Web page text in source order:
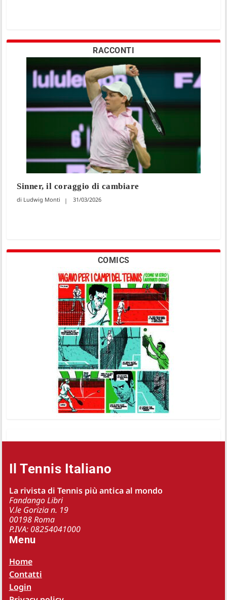
RACCONTI
Sinner, il coraggio di cambiare
Ludwig Monti 31/03/2026
COMICS
Il Tennis Italiano
La rivista di Tennis più antica al mondo
Fandango Libri
V.le Gorizia n. 19
00198 Roma
P.IVA: 08254041000
Menu
Home
Contatti
Login